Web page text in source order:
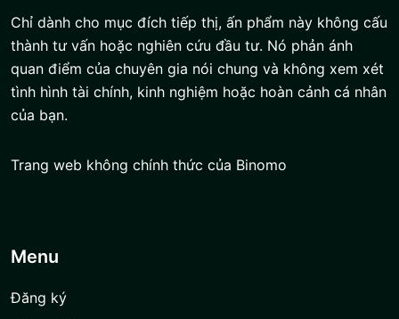
Chỉ dành cho mục đích tiếp thị, ấn phẩm này không cấu
thành tư vấn hoặc nghiên cứu đầu tư. Nó phản ánh
quan điểm của chuyên gia nói chung và không xem xét
tình hình tài chính, kinh nghiệm hoặc hoàn cảnh cá nhân
của bạn.
Trang web không chính thức của Binomo
Menu
Đăng ký